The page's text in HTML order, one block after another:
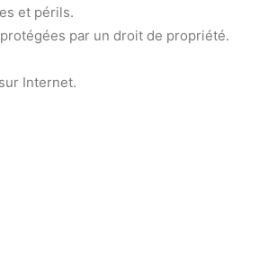
et périls.
par un droit de propriété.
Internet.